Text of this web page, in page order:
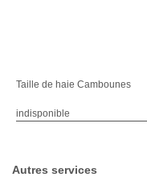
Taille de haie Cambounes
indisponible
Autres services